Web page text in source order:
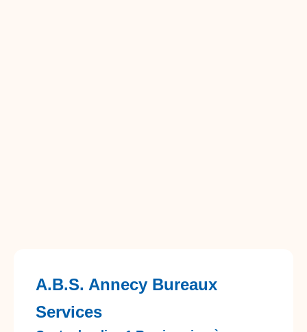
A.B.S. Annecy Bureaux
Services